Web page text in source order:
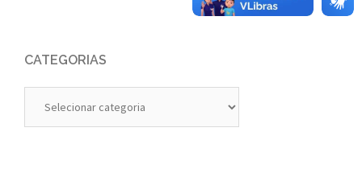
CATEGORIAS